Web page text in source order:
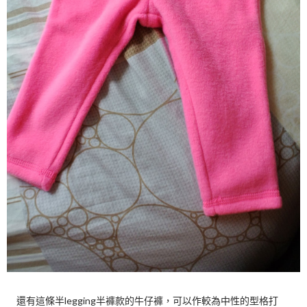
還有這條半legging半褲款的牛仔褲，可以作較為中性的型格打